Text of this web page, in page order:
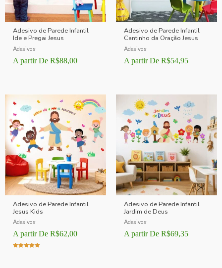
Adesivo de Parede Infantil
Ide e Pregai Jesus
Adesivos
A partir De R$88,00
Adesivo de Parede Infantil
Cantinho da Oração Jesus
Adesivos
A partir De R$54,95
Adesivo de Parede Infantil
Jesus Kids
Adesivos
A partir De R$62,00
Adesivo de Parede Infantil
Jardim de Deus
Adesivos
A partir De R$69,35